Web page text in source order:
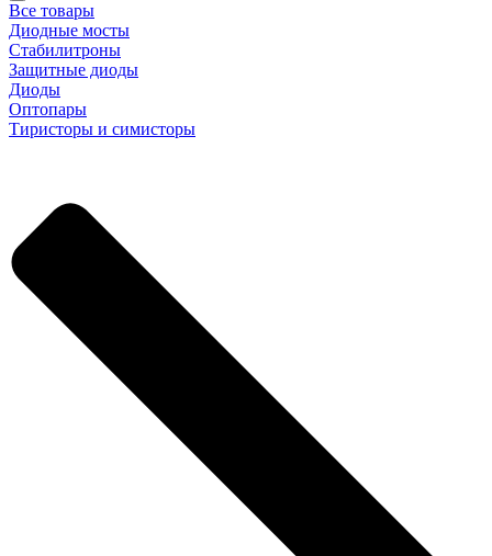
Все товары
Диодные мосты
Стабилитроны
Защитные диоды
Диоды
Оптопары
Тиристоры и симисторы